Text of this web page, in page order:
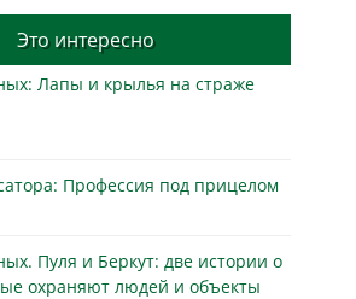
Это интересно
Лапы и крылья на страже
Профессия под прицелом
Пуля и Беркут: две истории о
охраняют людей и объекты